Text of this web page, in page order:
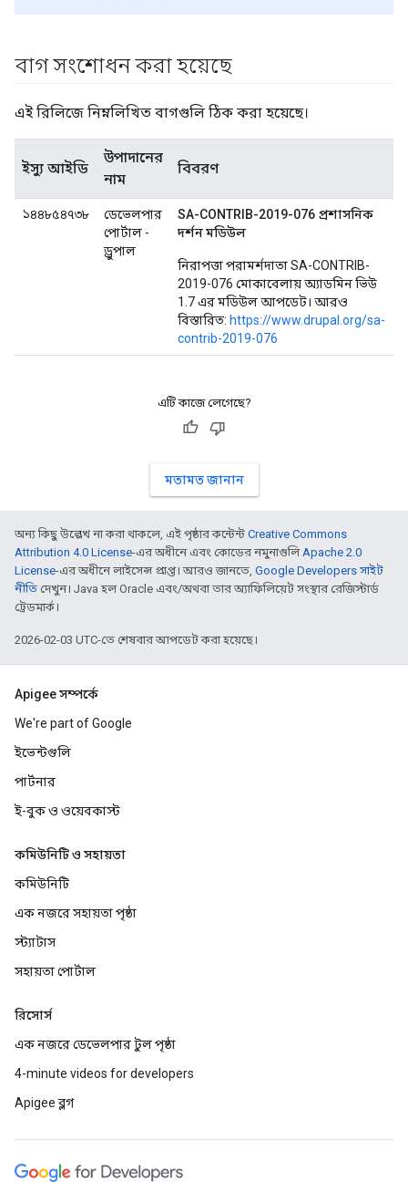
বাগ সংশোধন করা হয়েছে
এই রিলিজে নিম্নলিখিত বাগগুলি ঠিক করা হয়েছে।
ইস্যু আইডি
উপাদানের
নাম
বিবরণ
১৪৪৮৫৪৭৩৮
ডেভেলপার
পোর্টাল -
ড্রুপাল
SA-CONTRIB-2019-076 প্রশাসনিক
দর্শন মডিউল
নিরাপত্তা পরামর্শদাতা SA-CONTRIB-
2019-076 মোকাবেলায় অ্যাডমিন ভিউ
1.7 এর মডিউল আপডেট। আরও
বিস্তারিত: https://www.drupal.org/sa-
contrib-2019-076
এটি কাজে লেগেছে?
মতামত জানান
অন্য কিছু উল্লেখ না করা থাকলে, এই পৃষ্ঠার কন্টেন্ট Creative Commons
Attribution 4.0 License-এর অধীনে এবং কোডের নমুনাগুলিApache 2.0
License-এর অধীনে লাইসেন্স প্রাপ্ত। আরও জানতে, Google Developers সাইট
নীতি দেখুন। Java হল Oracle এবং/অথবা তার অ্যাফিলিয়েট সংস্থার রেজিস্টার্ড
ট্রেডমার্ক।
2026-02-03 UTC-তে শেষবার আপডেট করা হয়েছে।
Apigee সম্পর্কে
We're part of Google
ইভেন্টগুলি
পার্টনার
ই-বুক ও ওয়েবকাস্ট
কমিউনিটি ও সহায়তা
কমিউনিটি
এক নজরে সহায়তা পৃষ্ঠা
স্ট্যাটাস
সহায়তা পোর্টাল
রিসোর্স
এক নজরে ডেভেলপার টুল পৃষ্ঠা
4-minute videos for developers
Apigee ব্লগ